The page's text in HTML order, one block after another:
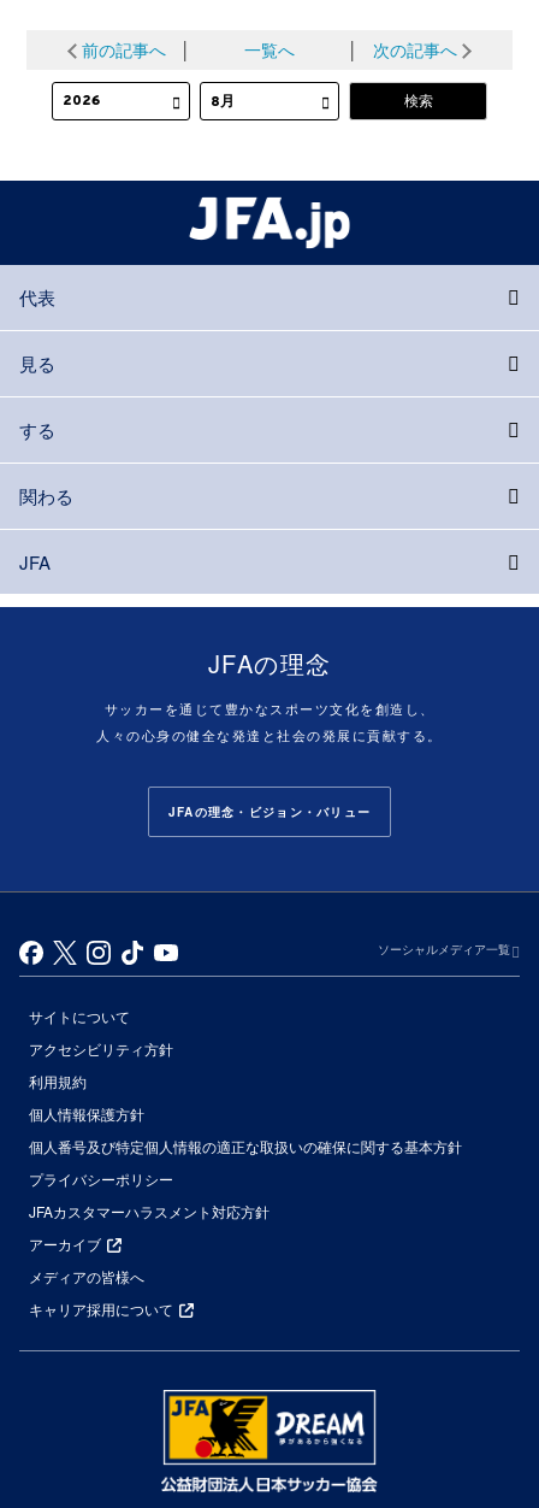
前の記事へ 一覧へ 次の記事へ
代表
見る
する
関わる
JFA
JFAの理念
サッカーを通じて豊かなスポーツ文化を創造し、
人々の心身の健全な発達と社会の発展に貢献する。
JFAの理念・ビジョン・バリュー
ソーシャルメディア一覧
サイトについて
アクセシビリティ方針
利用規約
個人情報保護方針
個人番号及び特定個人情報の適正な取扱いの確保に関する基本方針
プライバシーポリシー
JFAカスタマーハラスメント対応方針
アーカイブ
メディアの皆様へ
キャリア採用について